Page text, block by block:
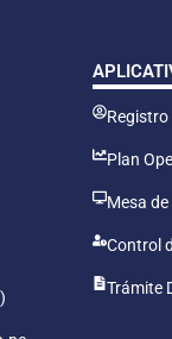
Registro
Plan
Mesa
Control
Trámite